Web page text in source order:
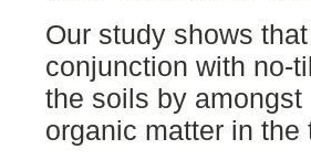
Our study shows
conjunction with no-
the soils by
organic matter in the